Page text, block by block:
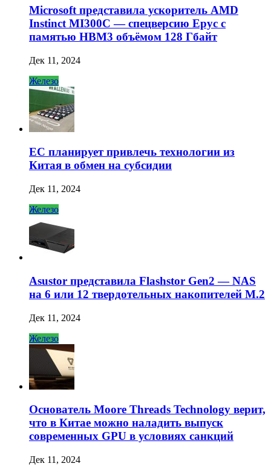
Microsoft представила ускоритель AMD
Instinct MI300C — спецверсию Epyc с
памятью HBM3 объёмом 128 Гбайт
Дек 11, 2024
Железо
ЕС планирует привлечь технологии из
Китая в обмен на субсидии
Дек 11, 2024
Железо
Asustor представила Flashstor Gen2 — NAS
на 6 или 12 твердотельных накопителей M.2
Дек 11, 2024
Железо
Основатель Moore Threads Technology верит,
что в Китае можно наладить выпуск
современных GPU в условиях санкций
Дек 11, 2024